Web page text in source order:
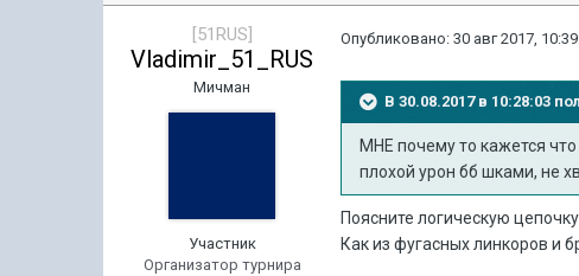
[51RUS]
Vladimir_51_RUS
Мичман
Участник
Организатор турнира
Опубликовано:30 авг 2017,
В 30.08.2017 в 10:28:03
МНЕ почему то кажется
плохой урон бб шками, не
Поясните логическую цепочку.
Как из фугасных линкоров и